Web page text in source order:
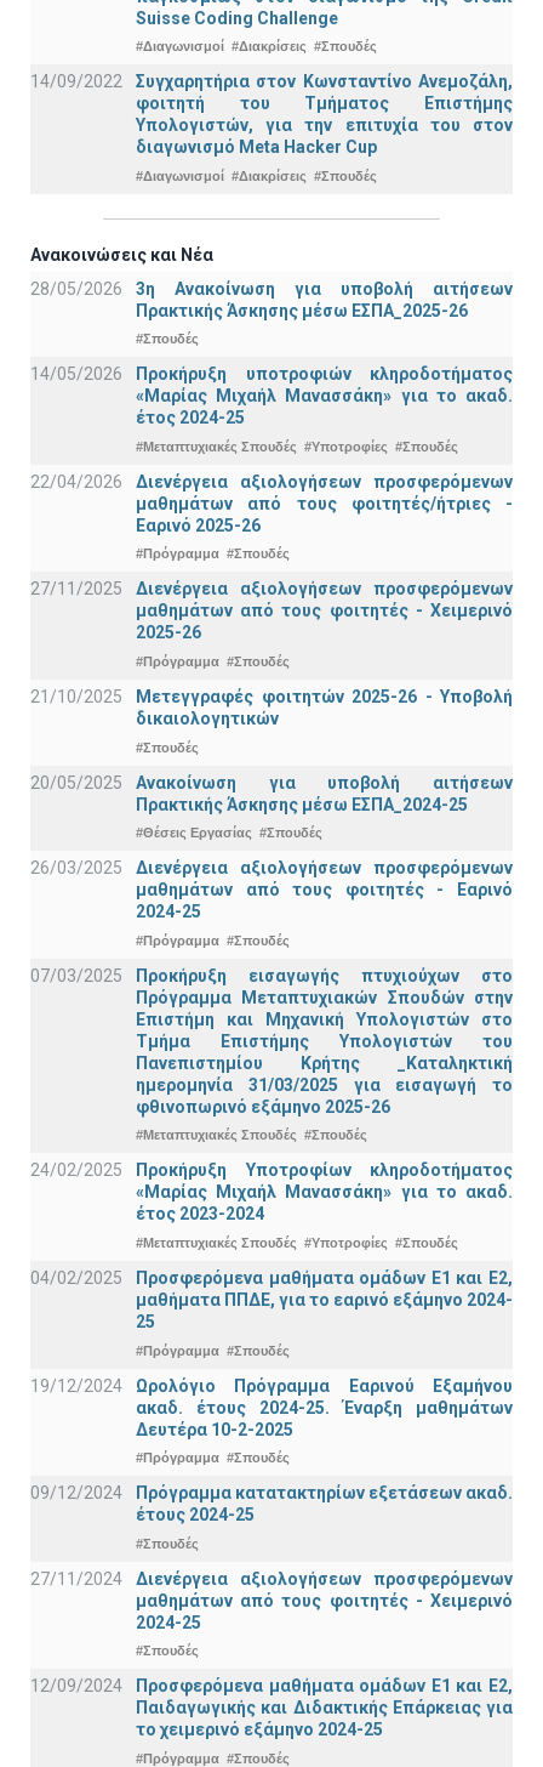
Suisse Coding Challenge
#Διαγωνισμοί #Διακρίσεις #Σπουδές
14/09/2022
Συγχαρητήρια στον Κωνσταντίνο Ανεμοζάλη,
φοιτητή του Τμήματος Επιστήμης
Υπολογιστών, για την επιτυχία του στον
διαγωνισμό Meta Hacker Cup
#Διαγωνισμοί #Διακρίσεις #Σπουδές
Ανακοινώσεις και Νέα
28/05/2026
3η Ανακοίνωση για υποβολή αιτήσεων
Πρακτικής Άσκησης μέσω ΕΣΠΑ_2025-26
#Σπουδές
14/05/2026
Προκήρυξη υποτροφιών κληροδοτήματος
«Μαρίας Μιχαήλ Μανασσάκη» για το ακαδ.
έτος 2024-25
#Μεταπτυχιακές Σπουδές #Υποτροφίες #Σπουδές
22/04/2026
Διενέργεια αξιολογήσεων προσφερόμενων
μαθημάτων από τους φοιτητές/ήτριες -
Εαρινό 2025-26
#Πρόγραμμα #Σπουδές
27/11/2025
Διενέργεια αξιολογήσεων προσφερόμενων
μαθημάτων από τους φοιτητές - Χειμερινό
2025-26
#Πρόγραμμα #Σπουδές
21/10/2025
Μετεγγραφές φοιτητών 2025-26 - Υποβολή
δικαιολογητικών
#Σπουδές
20/05/2025
Ανακοίνωση για υποβολή αιτήσεων
Πρακτικής Άσκησης μέσω ΕΣΠΑ_2024-25
#Θέσεις Εργασίας #Σπουδές
26/03/2025
Διενέργεια αξιολογήσεων προσφερόμενων
μαθημάτων από τους φοιτητές - Εαρινό
2024-25
#Πρόγραμμα #Σπουδές
07/03/2025
Προκήρυξη εισαγωγής πτυχιούχων στo
Πρόγραμμα Μεταπτυχιακών Σπουδών στην
Επιστήμη και Μηχανική Υπολογιστών στο
Τμήμα Eπιστήμης Υπολογιστών του
Πανεπιστημίου Κρήτης _Καταληκτική
ημερομηνία 31/03/2025 για εισαγωγή το
φθινοπωρινό εξάμηνο 2025-26
#Μεταπτυχιακές Σπουδές #Σπουδές
24/02/2025
Προκήρυξη Υποτροφίων κληροδοτήματος
«Μαρίας Μιχαήλ Μανασσάκη» για το ακαδ.
έτος 2023-2024
#Μεταπτυχιακές Σπουδές #Υποτροφίες #Σπουδές
04/02/2025
Προσφερόμενα μαθήματα ομάδων Ε1 και Ε2,
μαθήματα ΠΠΔΕ, για το εαρινό εξάμηνο 2024-
25
#Πρόγραμμα #Σπουδές
19/12/2024
Ωρολόγιο Πρόγραμμα Εαρινού Εξαμήνου
ακαδ. έτους 2024-25. Έναρξη μαθημάτων
Δευτέρα 10-2-2025
#Πρόγραμμα #Σπουδές
09/12/2024
Πρόγραμμα κατατακτηρίων εξετάσεων ακαδ.
έτους 2024-25
#Σπουδές
27/11/2024
Διενέργεια αξιολογήσεων προσφερόμενων
μαθημάτων από τους φοιτητές - Χειμερινό
2024-25
#Σπουδές
12/09/2024
Προσφερόμενα μαθήματα ομάδων Ε1 και Ε2,
Παιδαγωγικής και Διδακτικής Επάρκειας για
το χειμερινό εξάμηνο 2024-25
#Πρόγραμμα #Σπουδές